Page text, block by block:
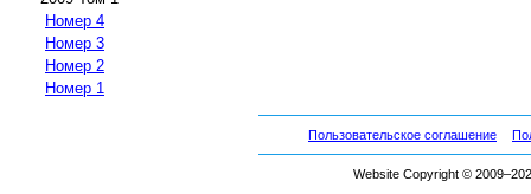
Номер 4
Номер 3
Номер 2
Номер 1
Пользовательское соглашение
Website Copyright ©